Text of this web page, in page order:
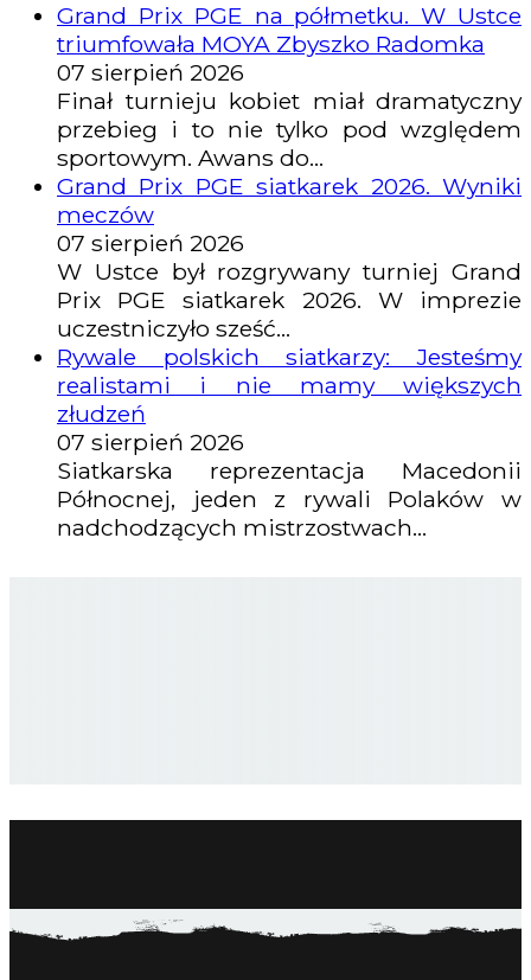
Grand Prix PGE na półmetku. W Ustce
triumfowała MOYA Zbyszko Radomka
07 sierpień 2026
Finał turnieju kobiet miał dramatyczny
przebieg i to nie tylko pod względem
sportowym. Awans do...
Grand Prix PGE siatkarek 2026. Wyniki
meczów
07 sierpień 2026
W Ustce był rozgrywany turniej Grand
Prix PGE siatkarek 2026. W imprezie
uczestniczyło sześć...
Rywale polskich siatkarzy: Jesteśmy
realistami i nie mamy większych
złudzeń
07 sierpień 2026
Siatkarska reprezentacja Macedonii
Północnej, jeden z rywali Polaków w
nadchodzących mistrzostwach...